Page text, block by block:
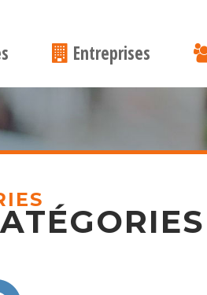
Entreprises